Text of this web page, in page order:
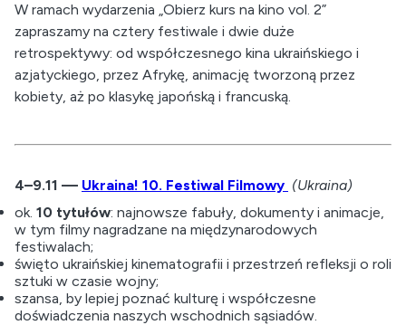
W ramach wydarzenia „Obierz kurs na kino vol. 2”
zapraszamy na cztery festiwale i dwie duże
retrospektywy: od współczesnego kina ukraińskiego i
azjatyckiego, przez Afrykę, animację tworzoną przez
kobiety, aż po klasykę japońską i francuską.
4–9.11 — Ukraina! 10. Festiwal Filmowy (Ukraina)
ok. 10 tytułów: najnowsze fabuły, dokumenty i animacje,
w tym filmy nagradzane na międzynarodowych
festiwalach;
święto ukraińskiej kinematografii i przestrzeń refleksji o roli
sztuki w czasie wojny;
szansa, by lepiej poznać kulturę i współczesne
doświadczenia naszych wschodnich sąsiadów.